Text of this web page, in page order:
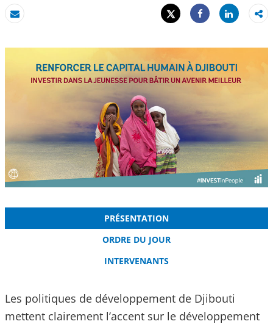
Email
Tweet
Share
Share
PRÉSENTATION
ORDRE DU JOUR
INTERVENANTS
Les politiques de développement de Djibouti
mettent clairement l’accent sur le développement